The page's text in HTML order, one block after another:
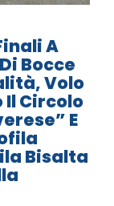
A
Bocce
Volo
Il Circolo
E
Bisalta